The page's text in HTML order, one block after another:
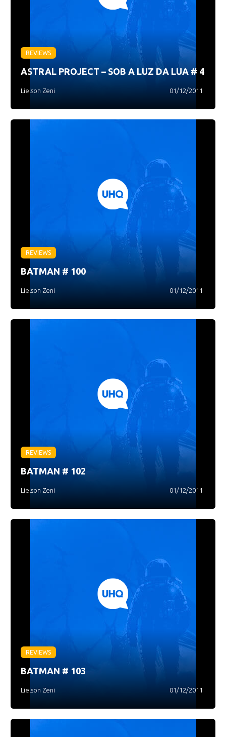
REVIEWS
ASTRAL PROJECT – SOB A LUZ DA LUA # 4
Lielson Zeni 01/12/2011
REVIEWS
BATMAN # 100
Lielson Zeni 01/12/2011
REVIEWS
BATMAN # 102
Lielson Zeni 01/12/2011
REVIEWS
BATMAN # 103
Lielson Zeni 01/12/2011